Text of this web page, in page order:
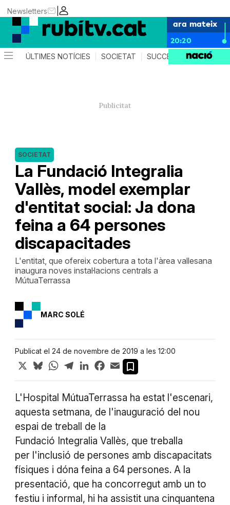
|
Newsletters
ara mateix
20:20
ÚLTIMES NOTÍCIES SOCIETAT SUCCESSOS
La Fundació Integralia
Vallès, model exemplar
d'entitat social: Ja dona
feina a 64 persones
discapacitades
SOCIETAT
L'entitat, que ofereix cobertura a tota l'àrea vallesana
inaugura noves instal·lacions centrals a
MútuaTerrassa
MARC SOLÉ
Publicat el 24 de novembre de 2019 a les 12:00
X BlueskyWhatsApp
TelegramLinkedInFacebook
Email
L'Hospital MútuaTerrassa ha estat l'escenari,
aquesta setmana, de l'inauguració del nou
espai de treball de la
Fundació Integralia Vallès, que treballa
per l'inclusió de persones amb discapacitats
físiques i dóna feina a 64 persones. A la
presentació, que ha concorregut amb un to
festiu i informal, hi ha assistit una cinquantena